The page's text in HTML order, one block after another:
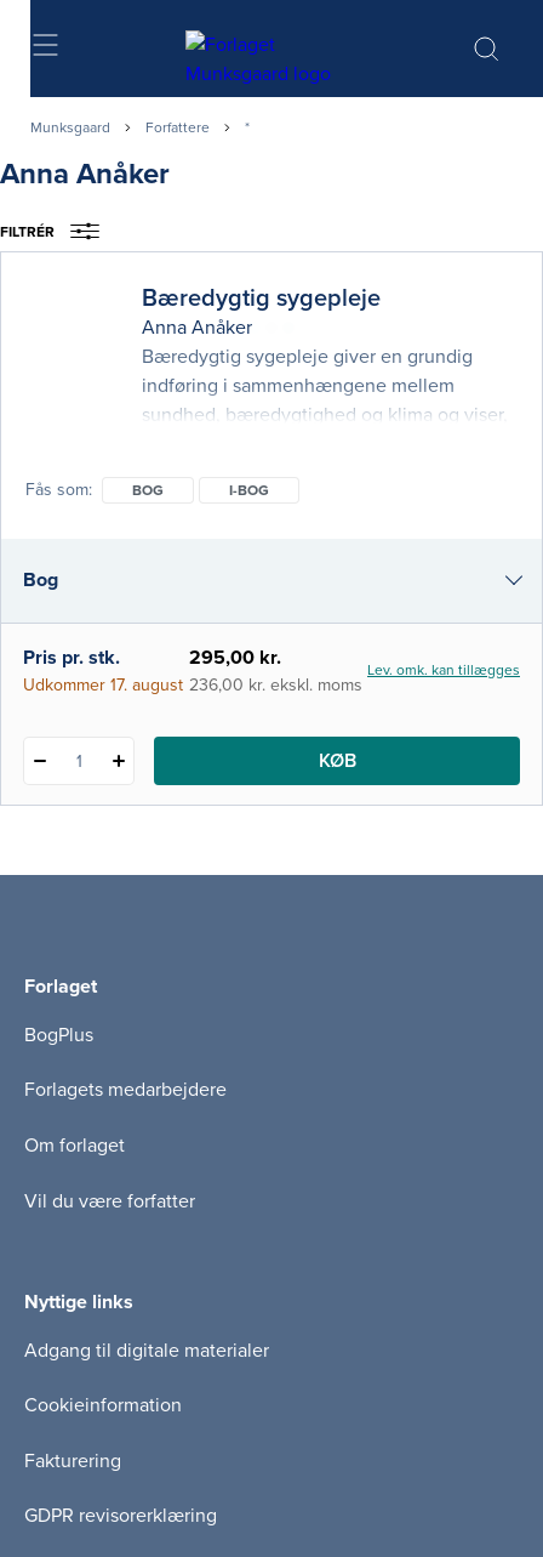
Søg
Munksgaard Forfattere *
Anna Anåker
FILTRÉR
Bæredygtig sygepleje
Anna Anåker
Bæredygtig sygepleje giver en grundig
indføring i sammenhængene mellem
sundhed, bæredygtighed og klima og viser,
nationalt og globalt. Bogen præsenterer
forebyggelse i primær sektor til
Fås som BOG I-BOG
Bog
i-bog
Pris pr. stk.
Udkommer 17. august
295,00 kr.
236,00 kr. ekskl. moms
Lev. omk. kan tillægges
1 KØB
Forlaget
BogPlus
Forlagets medarbejdere
Om forlaget
Vil du være forfatter
Nyttige links
Adgang til digitale materialer
Cookieinformation
Fakturering
GDPR revisorerklæring